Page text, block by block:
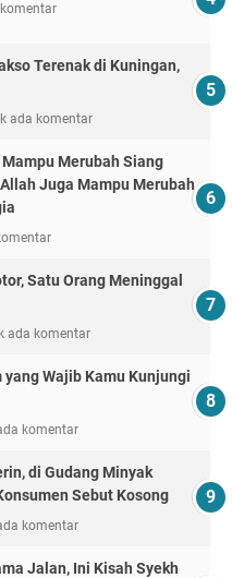
Terenak di Kuningan,
ada komentar
Merubah Siang
Juga Mampu Merubah
Satu Orang Meninggal
ada komentar
Wajib Kamu Kunjungi
komentar
di Gudang Minyak
Sebut Kosong
komentar
Jalan, Ini Kisah Syekh